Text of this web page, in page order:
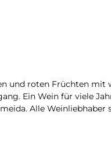
und roten Früchten mit
Ein Wein für viele
Alle